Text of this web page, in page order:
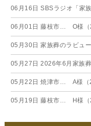
06月16日 SBSラジオ「家族葬のラビュー
06月01日 藤枝市… O様（
05月30日 家族葬のラビュ
05月27日 2026年6月家族
05月22日 焼津市… A様（
05月19日 藤枝市… H様（